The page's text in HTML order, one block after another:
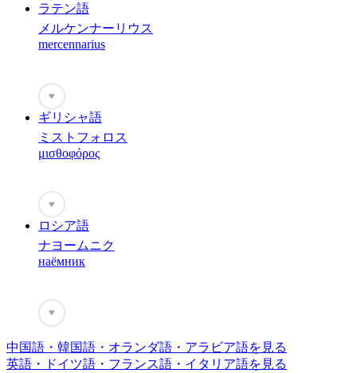
ラテン語
メルケンナーリウス
mercennarius
♥
ギリシャ語
ミストフォロス
μισθοφόρος
♥
ロシア語
ナヨームニク
наёмник
♥
中国語・韓国語・オランダ語・アラビア語を見る
英語・ドイツ語・フランス語・イタリア語を見る